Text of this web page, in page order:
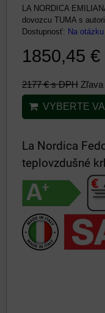
LA NORDICA
dovozcu TUMA s
Dostupnosť: Na otázku
1850,45 €
2177 €s DPH Zľava
VYBERTE
La Nordica
teplovzdušné